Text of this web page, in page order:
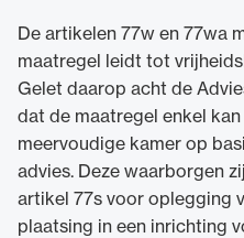
De artikelen 77w en 77wa
maatregel leidt tot
Gelet daarop acht de
dat de maatregel enkel
meervoudige kamer op
advies. Deze waarborgen
artikel 77s voor oplegging
plaatsing in een inrichting